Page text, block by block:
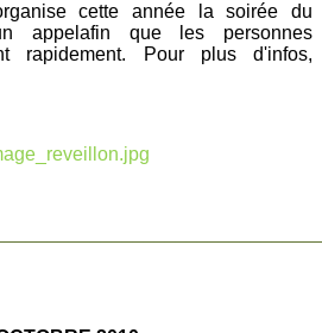
cette année la soirée du
appel afin que les personnes
rapidement. Pour plus d'infos,